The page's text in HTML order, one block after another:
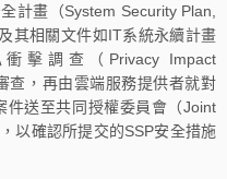
畫（System Security Plan,
其相關文件如IT系統永續計畫
衝擊調查（Privacy Impact
查，再由雲端服務提供者就對
件送至共同授權委員會（Joint
以確認所提交的SSP安全措施